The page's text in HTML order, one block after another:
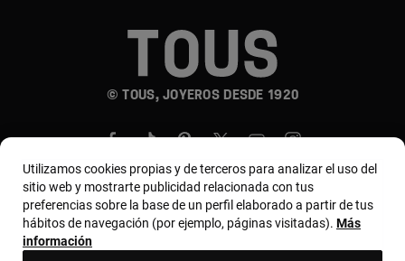
© TOUS, JOYEROS DESDE 1920
País y moneda:Puerto Rico / US Dollar
Utilizamos cookies propias y de terceros para analizar el uso del
sitio web y mostrarte publicidad relacionada con tus
preferencias sobre la base de un perfil elaborado a partir de tus
hábitos de navegación (por ejemplo, páginas visitadas). Más
información